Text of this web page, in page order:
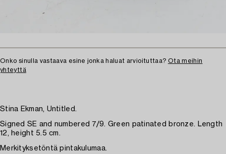
Onko sinulla vastaava esine jonka haluat arvioituttaa? Ota meihin
yhteyttä
Stina Ekman, Untitled.
Signed SE and numbered 7/9. Green patinated bronze. Length
12, height 5.5 cm.
Merkityksetöntä pintakulumaa.